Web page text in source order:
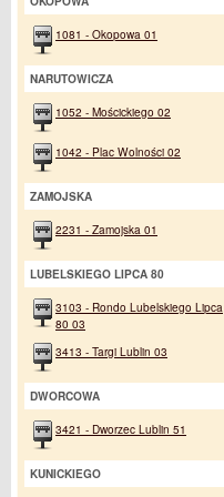
1081 - Okopowa 01
NARUTOWICZA
1052 - Mościckiego 02
1042 - Plac Wolności 02
ZAMOJSKA
2231 - Zamojska 01
LUBELSKIEGO LIPCA 80
3103 - Rondo Lubelskiego Lipca
80 03
3413 - Targi Lublin 03
DWORCOWA
3421 - Dworzec Lublin 51
KUNICKIEGO